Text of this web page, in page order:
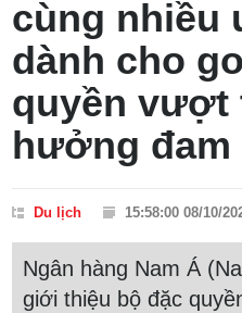
cùng nhiều
dành cho
quyền vượt
hưởng đam
Du lịch 15:58:00 08/10/
Ngân hàng Nam Á
giới thiệu bộ đặc